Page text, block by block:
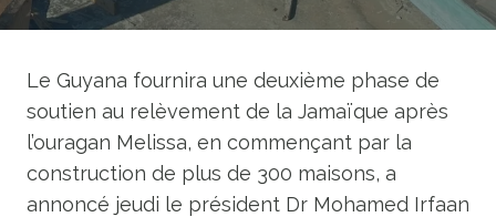
Le Guyana fournira une deuxième phase de
soutien au relèvement de la Jamaïque après
l’ouragan Melissa, en commençant par la
construction de plus de 300 maisons, a
annoncé jeudi le président Dr Mohamed Irfaan